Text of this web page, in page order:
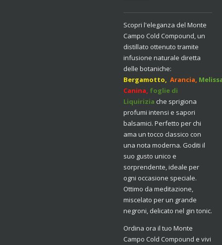
Scopri l'eleganza del Monte
Campo Cold Compound, un
distillato ottenuto tramite
infusione naturale diretta
delle botaniche:
Bergamotto, Arancia,
Canina, foglie di
Liquirizia che sprigiona
profumi intensi e sapori
balsamici. Perfetto per chi
ama un tocco classico con
una nota moderna. Goditi il
suo gusto unico e
sorprendente, ideale per
ogni occasione speciale.
Ottimo da meditazione,
miscelato per un grande
negroni, delicato nel gin tonic.
Ordina ora il tuo Monte
Campo Cold Compound e vivi